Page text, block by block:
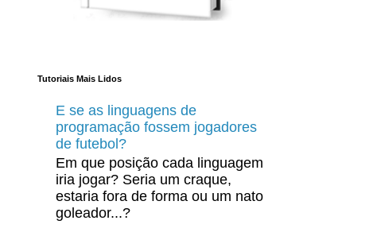
Tutoriais Mais Lidos
E se as linguagens de
programação fossem jogadores
de futebol?
Em que posição cada linguagem
iria jogar? Seria um craque,
estaria fora de forma ou um nato
goleador...?